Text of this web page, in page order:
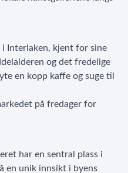
i Interlaken, kjent for sine
og det fredelige
en kopp kaffe og suge til
på fredager for
har en sentral plass i
en unik innsikt i byens